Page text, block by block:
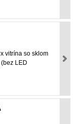
vitrína so sklom
LED